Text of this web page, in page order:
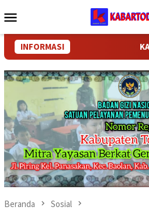
ke
Mobile
INFORMASI
Beranda Sosial